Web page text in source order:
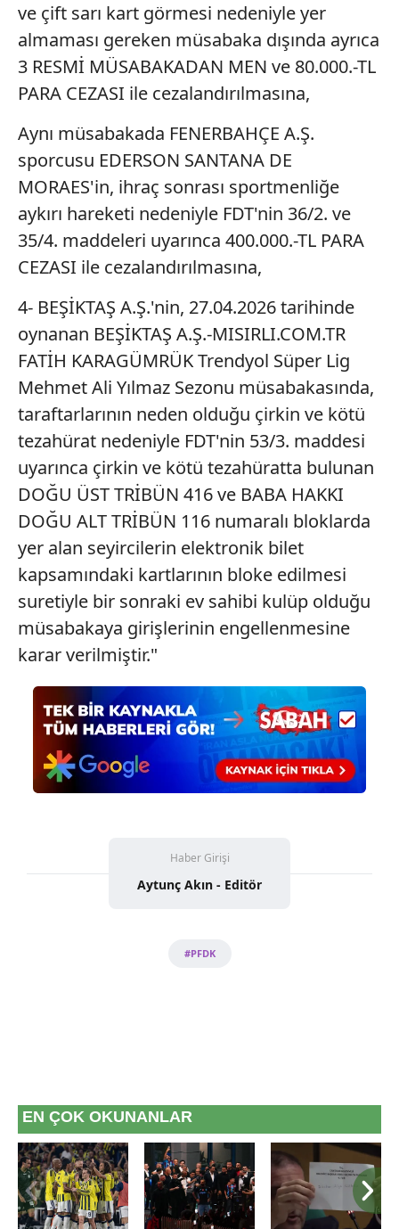
ve çift sarı kart görmesi nedeniyle yer
almaması gereken müsabaka dışında ayrıca
3 RESMİ MÜSABAKADAN MEN ve 80.000.-TL
PARA CEZASI ile cezalandırılmasına,
Aynı müsabakada FENERBAHÇE A.Ş.
sporcusu EDERSON SANTANA DE
MORAES'in, ihraç sonrası sportmenliğe
aykırı hareketi nedeniyle FDT'nin 36/2. ve
35/4. maddeleri uyarınca 400.000.-TL PARA
CEZASI ile cezalandırılmasına,
4- BEŞİKTAŞ A.Ş.'nin, 27.04.2026 tarihinde
oynanan BEŞİKTAŞ A.Ş.-MISIRLI.COM.TR
FATİH KARAGÜMRÜK Trendyol Süper Lig
Mehmet Ali Yılmaz Sezonu müsabakasında,
taraftarlarının neden olduğu çirkin ve kötü
tezahürat nedeniyle FDT'nin 53/3. maddesi
uyarınca çirkin ve kötü tezahüratta bulunan
DOĞU ÜST TRİBÜN 416 ve BABA HAKKI
DOĞU ALT TRİBÜN 116 numaralı bloklarda
yer alan seyircilerin elektronik bilet
kapsamındaki kartlarının bloke edilmesi
suretiyle bir sonraki ev sahibi kulüp olduğu
müsabakaya girişlerinin engellenmesine
karar verilmiştir."
Haber Girişi
Aytunç Akın - Editör
#PFDK
EN ÇOK OKUNANLAR